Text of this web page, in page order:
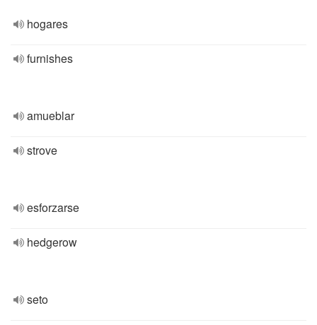
hogares
furnishes
amueblar
strove
esforzarse
hedgerow
seto